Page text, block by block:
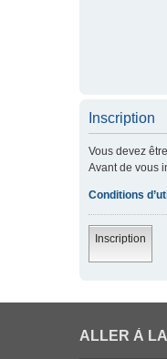
Inscription
Vous devez
Avant de vous
Conditions
Inscription
ALLER À